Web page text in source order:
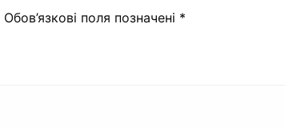
Обов’язкові поля позначені *